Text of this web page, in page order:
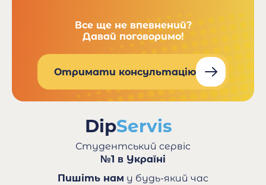
Все ще не впевнений?
Давай поговоримо!
Отримати консультацію
Студентський сервіс
№1 в Україні
Пишіть нам у будь-який час